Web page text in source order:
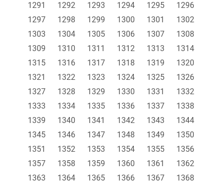
1291
1292 1293 1294 1295
1296
1297
1298 1299 1300 1301
1302
1303
1304 1305 1306 1307
1308
1309
1310 1311 1312 1313
1314
1315
1316 1317 1318 1319
1320
1321
1322 1323 1324 1325
1326
1327
1328 1329 1330 1331
1332
1333
1334 1335 1336 1337
1338
1339
1340 1341 1342 1343
1344
1345
1346 1347 1348 1349
1350
1351
1352 1353 1354 1355
1356
1357
1358 1359 1360 1361
1362
1363
1364 1365 1366 1367
1368